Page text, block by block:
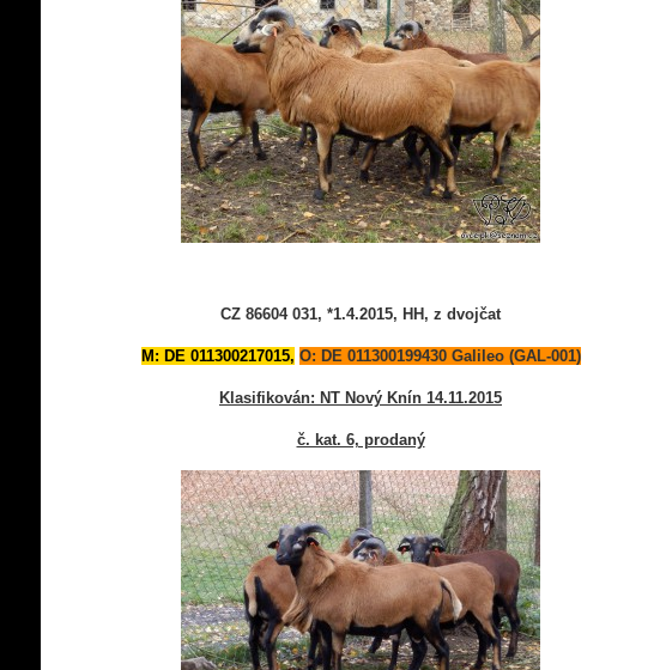
CZ 86604 031, *1.4.2015, HH, z dvojčat
M: DE 011300217015, O: DE 011300199430 Galileo (GAL-001)
Klasifikován: NT Nový Knín 14.11.2015
č. kat. 6, prodaný